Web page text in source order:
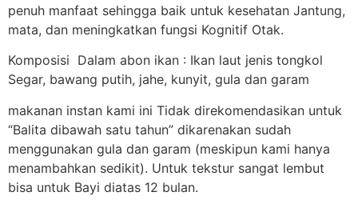
penuh manfaat sehingga baik untuk kesehatan Jantung,
mata, dan meningkatkan fungsi Kognitif Otak.
Komposisi Dalam abon ikan : Ikan laut jenis tongkol
Segar, bawang putih, jahe, kunyit, gula dan garam
makanan instan kami ini Tidak direkomendasikan untuk
“Balita dibawah satu tahun” dikarenakan sudah
menggunakan gula dan garam (meskipun kami hanya
menambahkan sedikit). Untuk tekstur sangat lembut
bisa untuk Bayi diatas 12 bulan.